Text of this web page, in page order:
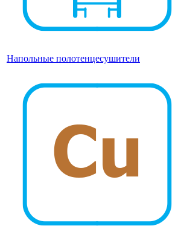
Напольные полотенцесушители